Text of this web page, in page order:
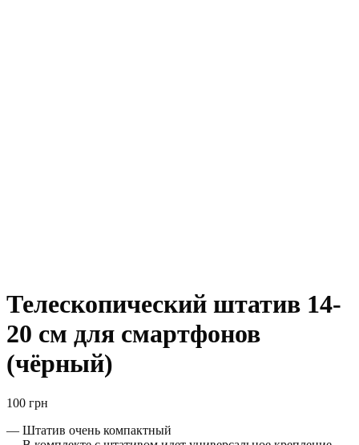
Телескопический штатив 14-
20 см для смартфонов
(чёрный)
100 грн
— Штатив очень компактный